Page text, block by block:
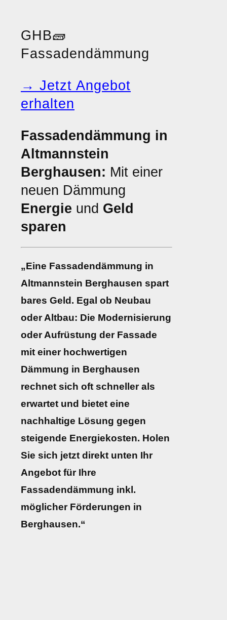
GHB🧱
Fassadendämmung
→ Jetzt Angebot
erhalten
Fassadendämmung in
Altmannstein
Berghausen: Mit einer
neuen Dämmung
Energie und Geld
sparen
„Eine Fassadendämmung in
Altmannstein Berghausen spart
bares Geld. Egal ob Neubau
oder Altbau: Die Modernisierung
oder Aufrüstung der Fassade
mit einer hochwertigen
Dämmung in Berghausen
rechnet sich oft schneller als
erwartet und bietet eine
nachhaltige Lösung gegen
steigende Energiekosten. Holen
Sie sich jetzt direkt unten Ihr
Angebot für Ihre
Fassadendämmung inkl.
möglicher Förderungen in
Berghausen.“